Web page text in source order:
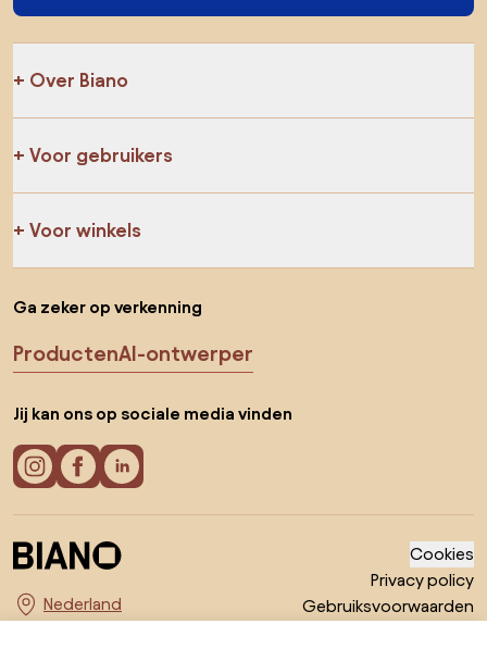
Over Biano
Voor gebruikers
Voor winkels
Ga zeker op verkenning
ProductenAI-ontwerper
Jij kan ons op sociale media vinden
Kies land
Cookies
Privacy policy
Gebruiksvoorwaarden